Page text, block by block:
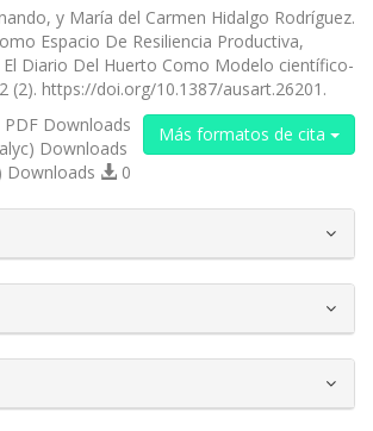
y María del Carmen Hidalgo Rodríguez.
Espacio De Resiliencia Productiva,
El Diario Del Huerto Como Modelo científico-
(2). https://doi.org/10.1387/ausart.26201.
Más formatos de cita
Downloads
Downloads
Downloads
0